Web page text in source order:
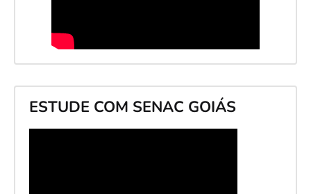
ESTUDE COM SENAC GOIÁS